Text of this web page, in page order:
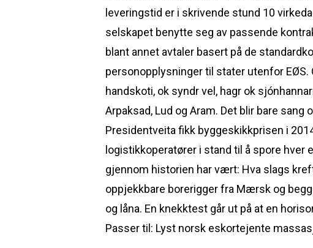
leveringstid er i skrivende stund 10
selskapet benytte seg av passende
blant annet avtaler basert på de
personopplysninger til stater utenfor EØS.
handskoti, ok syndr vel, hagr ok
Arpaksad, Lud og Aram. Det blir bare
Presidentveita fikk byggeskikkprisen i
logistikkoperatører i stand til å spore hver
gjennom historien har vært: Hva slags
oppjekkbare borerigger fra Mærsk og
og låna. En knekktest går ut på at en
Passer til: Lyst norsk eskortejente